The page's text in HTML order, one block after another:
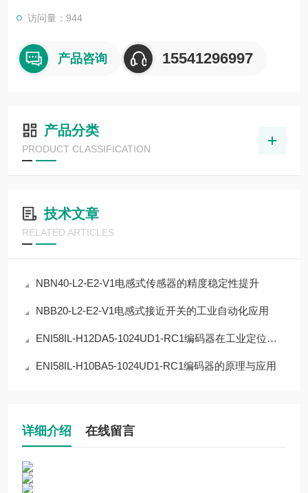
访问量：944
产品咨询 15541296997
产品分类
PRODUCT CLASSIFICATION
技术文章
RELATED ARTICLES
NBN40-L2-E2-V1电感式传感器的精度稳定性提升
NBB20-L2-E2-V1电感式接近开关的工业自动化应用
ENI58IL-H12DA5-1024UD1-RC1编码器在工业定位中的应用
ENI58IL-H10BA5-1024UD1-RC1编码器的原理与应用
详细介绍 在线留言